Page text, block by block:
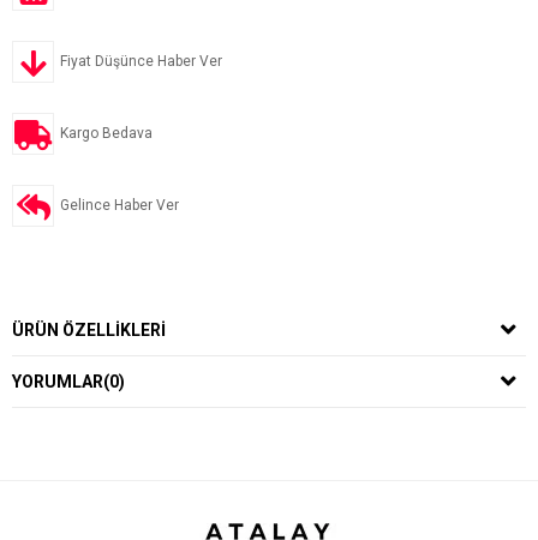
Fiyat Düşünce Haber Ver
Kargo Bedava
Gelince Haber Ver
ÜRÜN ÖZELLIKLERI
YORUMLAR(0)